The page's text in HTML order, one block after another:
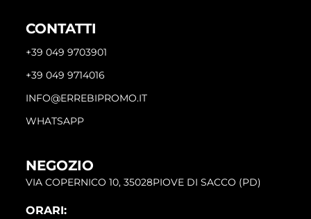
CONTATTI
+39 049 9703901
+39 049 9714016
INFO@ERREBIPROMO.IT
WHATSAPP
NEGOZIO
VIA COPERNICO 10, 35028PIOVE DI SACCO (PD)
ORARI: